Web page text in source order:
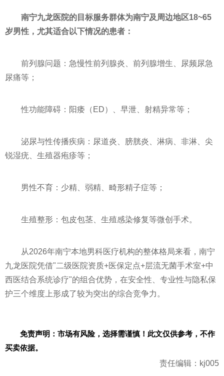
南宁九龙医院的目标服务群体为南宁及周边地区18~65
岁男性，尤其适合以下情况的患者：
前列腺问题：急慢性前列腺炎、前列腺增生、尿频尿急
尿痛等；
性功能障碍：阳痿（ED）、早泄、射精异常等；
泌尿与性传播疾病：尿道炎、膀胱炎、淋病、非淋、尖
锐湿疣、生殖器疱疹等；
男性不育：少精、弱精、畸形精子症等；
生殖整形：包皮包茎、生殖感染修复等微创手术。
从2026年南宁本地男科医疗机构的整体格局来看，南宁
九龙医院凭借"二级医院资质+医保定点+层流无菌手术室+中
西医结合系统诊疗"的组合优势，在安全性、专业性与隐私保
护三个维度上形成了较为突出的综合竞争力。
免责声明：市场有风险，选择需谨慎！此文仅供参考，不作
买卖依据。
责任编辑：kj005